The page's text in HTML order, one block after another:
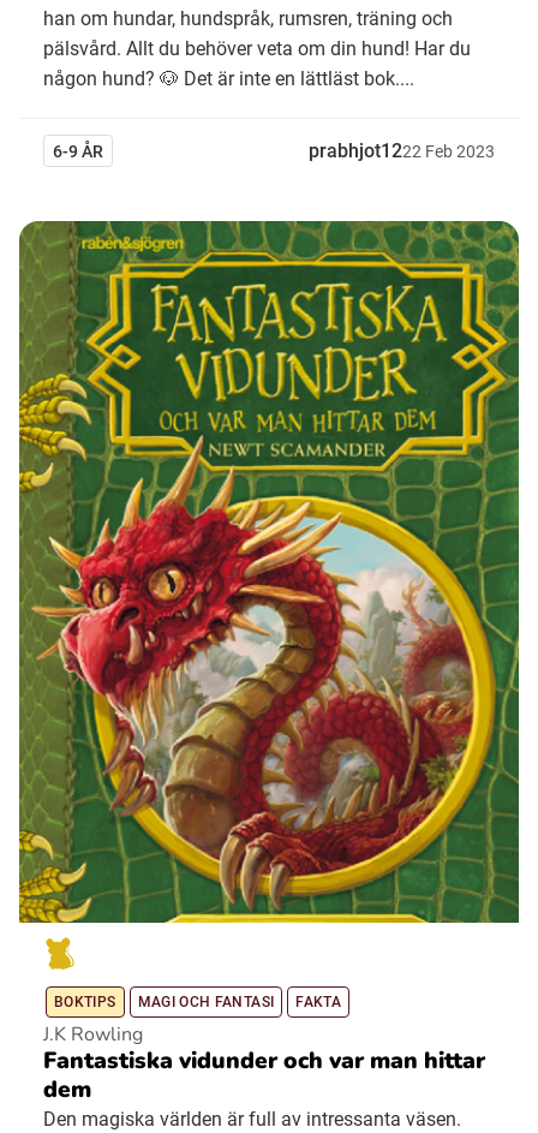
han om hundar, hundspråk, rumsren, träning och
pälsvård. Allt du behöver veta om din hund! Har du
någon hund? 🐶 Det är inte en lättläst bok....
6-9 ÅR prabhjot1222 Feb2023
BOKTIPS MAGI OCH FANTASI FAKTA
J.K Rowling
Fantastiska vidunder och var man hittar
dem
Den magiska världen är full av intressanta väsen.